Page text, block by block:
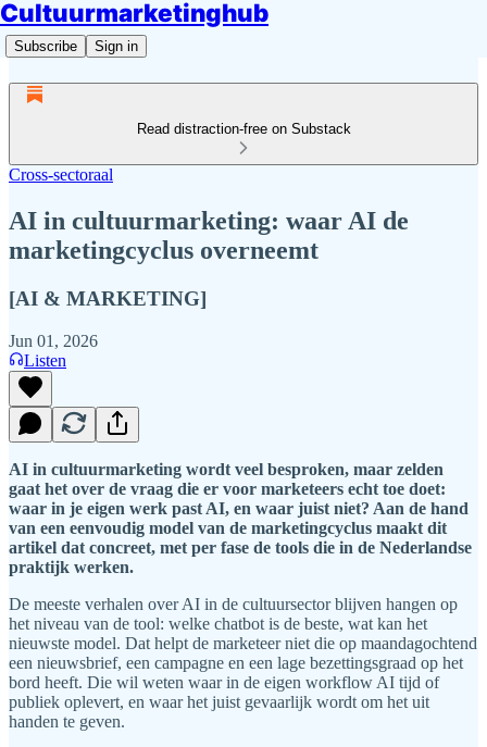
Cultuurmarketinghub
Subscribe Sign in
Read distraction-free on Substack
Cross-sectoraal
AI in cultuurmarketing: waar AI de
marketingcyclus overneemt
[AI & MARKETING]
Jun 01, 2026
Listen
AI in cultuurmarketing wordt veel besproken, maar zelden
gaat het over de vraag die er voor marketeers echt toe doet:
waar in je eigen werk past AI, en waar juist niet? Aan de hand
van een eenvoudig model van de marketingcyclus maakt dit
artikel dat concreet, met per fase de tools die in de Nederlandse
praktijk werken.
De meeste verhalen over AI in de cultuursector blijven hangen op
het niveau van de tool: welke chatbot is de beste, wat kan het
nieuwste model. Dat helpt de marketeer niet die op maandagochtend
een nieuwsbrief, een campagne en een lage bezettingsgraad op het
bord heeft. Die wil weten waar in de eigen workflow AI tijd of
publiek oplevert, en waar het juist gevaarlijk wordt om het uit
handen te geven.